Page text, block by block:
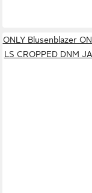
ONLY Blusenblazer
LS CROPPED DNM